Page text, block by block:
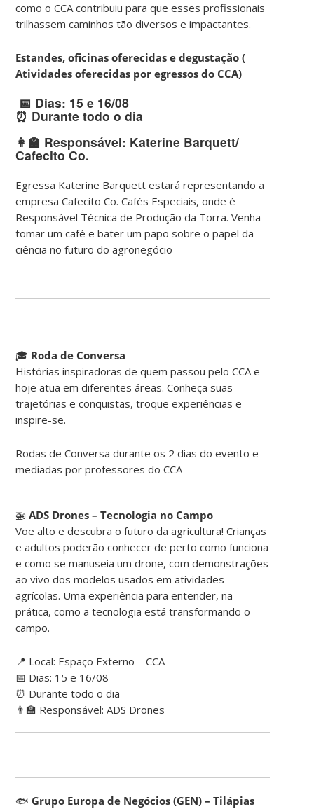
como o CCA contribuiu para que esses profissionais
trilhassem caminhos tão diversos e impactantes.
Estandes, oficinas oferecidas e degustação (
Atividades oferecidas por egressos do CCA)
📅 Dias: 15 e 16/08
⏰ Durante todo o dia
👩‍🏫 Responsável: Katerine Barquett/
Cafecito Co.
Egressa Katerine Barquett estará representando a
empresa Cafecito Co. Cafés Especiais, onde é
Responsável Técnica de Produção da Torra. Venha
tomar um café e bater um papo sobre o papel da
ciência no futuro do agronegócio
🎓 Roda de Conversa
Histórias inspiradoras de quem passou pelo CCA e
hoje atua em diferentes áreas. Conheça suas
trajetórias e conquistas, troque experiências e
inspire-se.
Rodas de Conversa durante os 2 dias do evento e
mediadas por professores do CCA
🚁ADS Drones – Tecnologia no Campo
Voe alto e descubra o futuro da agricultura! Crianças
e adultos poderão conhecer de perto como funciona
e como se manuseia um drone, com demonstrações
ao vivo dos modelos usados em atividades
agrícolas. Uma experiência para entender, na
prática, como a tecnologia está transformando o
campo.
📍 Local: Espaço Externo – CCA
📅 Dias: 15 e 16/08
⏰ Durante todo o dia
👨‍🏫 Responsável: ADS Drones
🐟 Grupo Europa de Negócios (GEN) – Tilápias